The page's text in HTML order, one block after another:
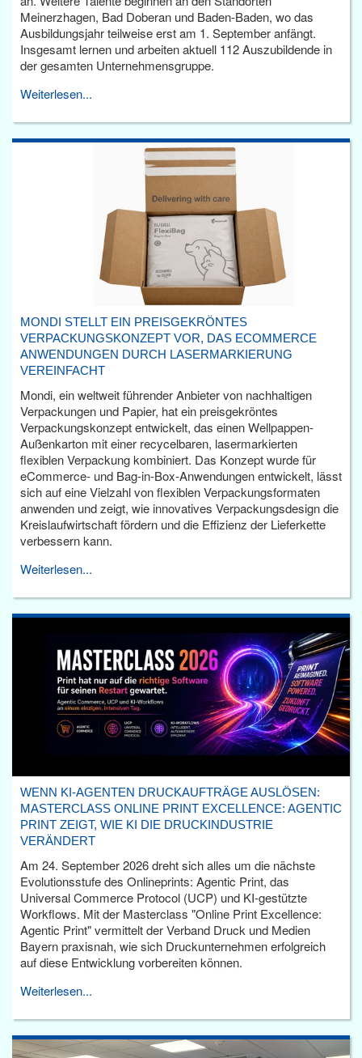
Meinerzhagen, Bad Doberan und Baden-Baden, wo das
Ausbildungsjahr teilweise erst am 1. September anfängt.
Insgesamt lernen und arbeiten aktuell 112 Auszubildende in
der gesamten Unternehmensgruppe.
Weiterlesen...
MONDI STELLT EIN PREISGEKRÖNTES
VERPACKUNGSKONZEPT VOR, DAS ECOMMERCE
ANWENDUNGEN DURCH LASERMARKIERUNG
VEREINFACHT
Mondi, ein weltweit führender Anbieter von nachhaltigen
Verpackungen und Papier, hat ein preisgekröntes
Verpackungskonzept entwickelt, das einen Wellpappen-
Außenkarton mit einer recycelbaren, lasermarkierten
flexiblen Verpackung kombiniert. Das Konzept wurde für
eCommerce- und Bag-in-Box-Anwendungen entwickelt, lässt
sich auf eine Vielzahl von flexiblen Verpackungsformaten
anwenden und zeigt, wie innovatives Verpackungsdesign die
Kreislaufwirtschaft fördern und die Effizienz der Lieferkette
verbessern kann.
Weiterlesen...
WENN KI-AGENTEN DRUCKAUFTRÄGE AUSLÖSEN:
MASTERCLASS ONLINE PRINT EXCELLENCE: AGENTIC
PRINT ZEIGT, WIE KI DIE DRUCKINDUSTRIE
VERÄNDERT
Am 24. September 2026 dreht sich alles um die nächste
Evolutionsstufe des Onlineprints: Agentic Print, das
Universal Commerce Protocol (UCP) und KI-gestützte
Workflows. Mit der Masterclass "Online Print Excellence:
Agentic Print" vermittelt der Verband Druck und Medien
Bayern praxisnah, wie sich Druckunternehmen erfolgreich
auf diese Entwicklung vorbereiten können.
Weiterlesen...